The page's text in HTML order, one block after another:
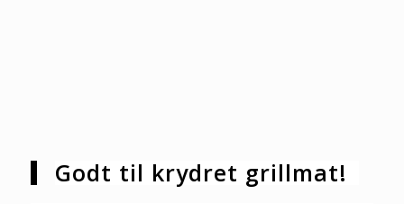
Godt til krydret grillmat!